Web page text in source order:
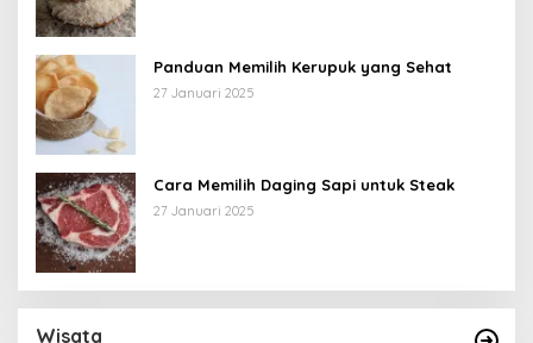
Panduan Memilih Kerupuk yang Sehat
27 Januari 2025
Cara Memilih Daging Sapi untuk Steak
27 Januari 2025
Wisata